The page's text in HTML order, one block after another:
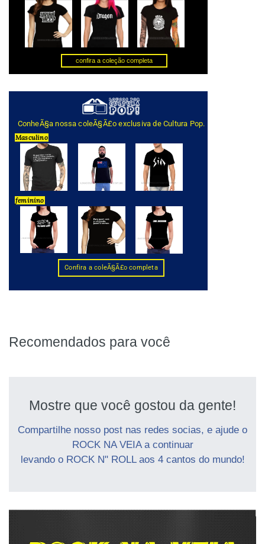
Recomendados para você
Mostre que você gostou da gente!
Compartilhe nosso post nas redes socias, e ajude o
ROCK NA VEIA a continuar
levando o ROCK N" ROLL aos 4 cantos do mundo!